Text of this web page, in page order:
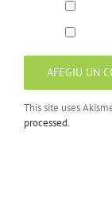
This site uses
processed.